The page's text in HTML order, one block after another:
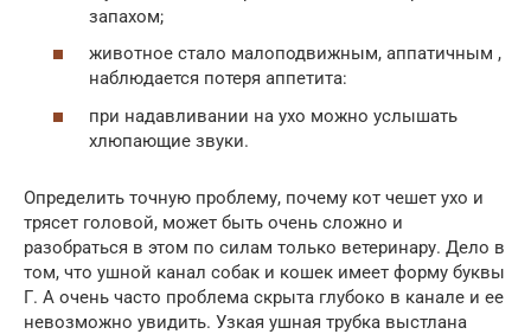
запахом;
животное стало малоподвижным, аппатичным ,
наблюдается потеря аппетита:
при надавливании на ухо можно услышать
хлюпающие звуки.
Определить точную проблему, почему кот чешет ухо и
трясет головой, может быть очень сложно и
разобраться в этом по силам только ветеринару. Дело в
том, что ушной канал собак и кошек имеет форму буквы
Г. А очень часто проблема скрыта глубоко в канале и ее
невозможно увидить. Узкая ушная трубка выстлана